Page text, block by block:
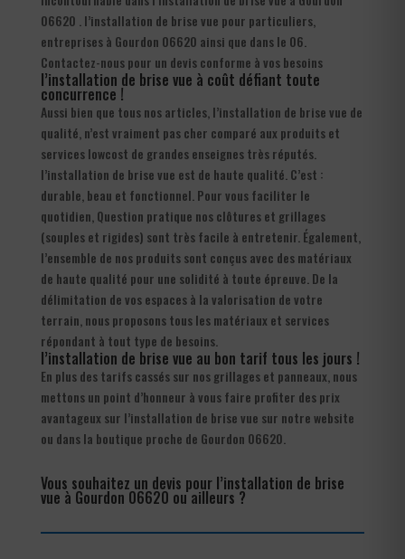
06620 . l’installation de brise vue pour particuliers,
entreprises à Gourdon 06620 ainsi que dans le 06.
Contactez-nous pour un devis conforme à vos besoins
l’installation de brise vue à coût défiant toute
concurrence !
Aussi bien que tous nos articles, l’installation de brise vue de
qualité, n’est vraiment pas cher comparé aux produits et
services lowcost de grandes enseignes très réputés.
l’installation de brise vue est de haute qualité. C’est :
durable, beau et fonctionnel. Pour vous faciliter le
quotidien, Question pratique nos clôtures et grillages
(souples et rigides) sont très facile à entretenir. Également,
l’ensemble de nos produits sont conçus avec des matériaux
de haute qualité pour une solidité à toute épreuve. De la
délimitation de vos espaces à la valorisation de votre
terrain, nous proposons tous les matériaux et services
répondant à tout type de besoins.
l’installation de brise vue au bon tarif tous les jours !
En plus des tarifs cassés sur nos grillages et panneaux, nous
mettons un point d’honneur à vous faire profiter des prix
avantageux sur l’installation de brise vue sur notre website
ou dans la boutique proche de Gourdon 06620.
Vous souhaitez un devis pour l’installation de brise
vue à Gourdon 06620 ou ailleurs ?